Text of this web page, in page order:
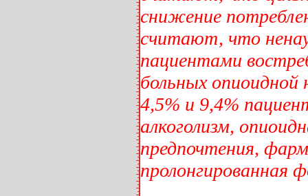
снижение
считают, что
пациентами
больных опиоидной
4,5% и 9,4%
алкоголизм,
предпочтения,
пролонгированная